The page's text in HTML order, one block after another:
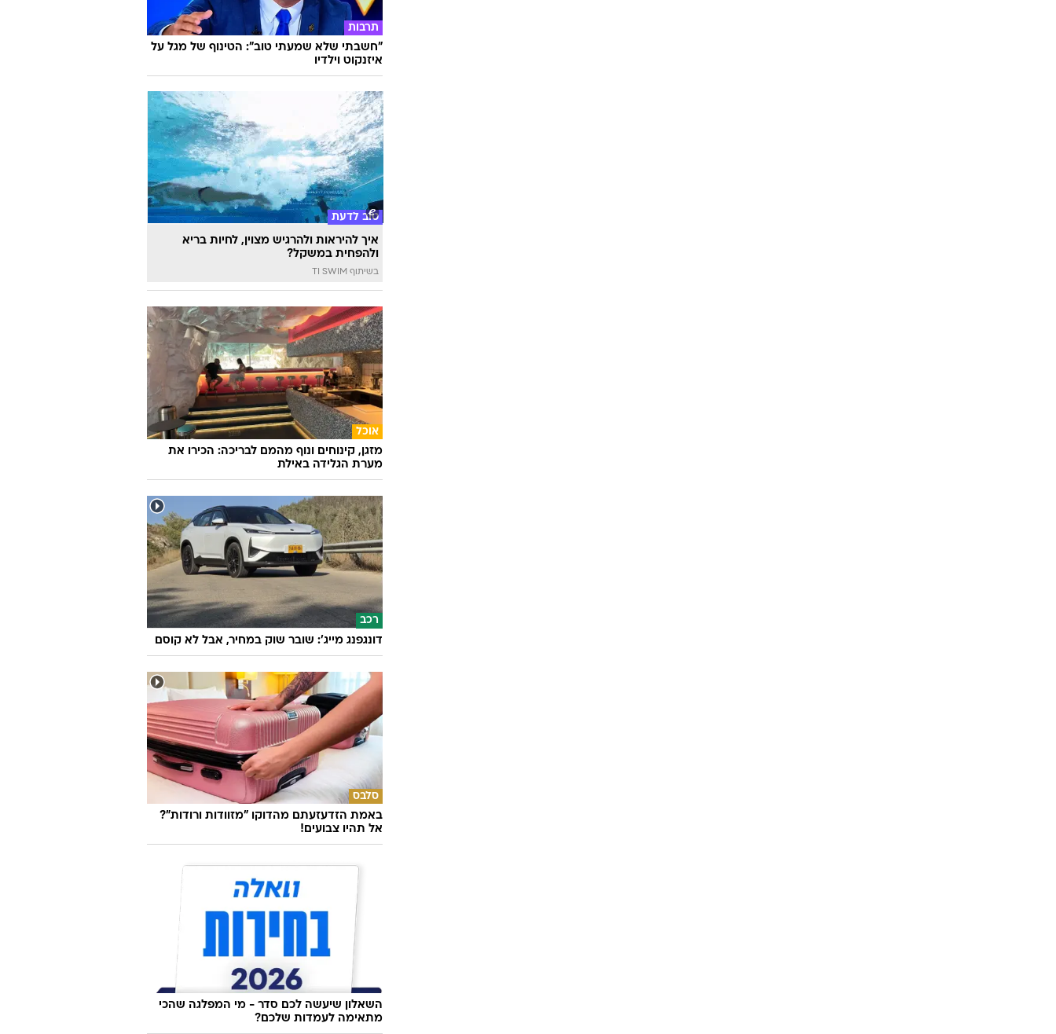
תרבות
"חשבתי שלא שמעתי טוב": הטינוף של מגל על
איזנקוט וילדיו
טוב לדעת
איך להיראות ולהרגיש מצוין, לחיות בריא
ולהפחית במשקל?
בשיתוף TI SWIM
אוכל
מזגן, קינוחים ונוף מהמם לבריכה: הכירו את
מערת הגלידה באילת
רכב
דונגפנג מייג': שובר שוק במחיר, אבל לא קוסם
סלבס
באמת הזדעזעתם מהדוקו "מזוודות ורודות"?
אל תהיו צבועים!
השאלון שיעשה לכם סדר - מי המפלגה שהכי
מתאימה לעמדות שלכם?